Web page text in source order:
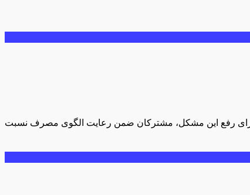
رفع این مشکل، مشترکان ضمن رعایت الگوی مصرف نسبت